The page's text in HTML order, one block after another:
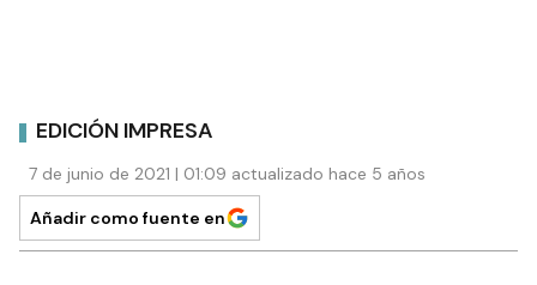
EDICIÓN IMPRESA
7 de junio de 2021 | 01:09 actualizado hace 5 años
Añadir como fuente en